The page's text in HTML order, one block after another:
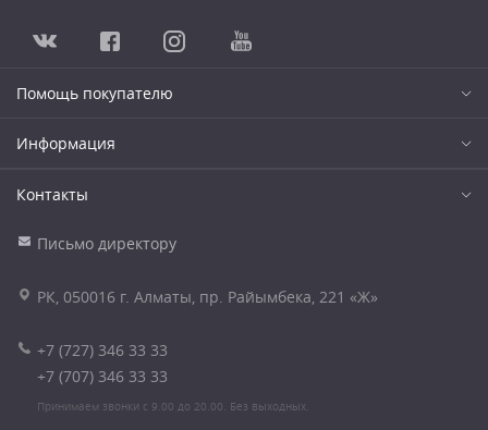
Помощь покупателю
Информация
Контакты
Письмо директору
РК, 050016 г. Алматы, пр. Райымбека, 221 «Ж»
+7 (727) 346 33 33
+7 (707) 346 33 33
Принимаем звонки с 9.00 до 20.00. Без выходных.